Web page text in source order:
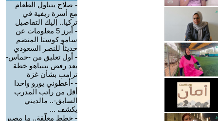
- صلاح يتناول الطعام
مع أسرة ريفية في
تركيا.. إليك التفاصيل
-
أبرز 5 معلومات عن
سامو كوستا المنضم
حديثاً للنصر السعودي
- أول تعليق من -حماس-
بعد رفض نتنياهو خطة
ترامب بشأن غزة
- -أعطوني يورو واحدا
أقل من راتب المدرب
السابق-.. مالديني
يكشف ...
- خطط معلّقة.. ما مصير